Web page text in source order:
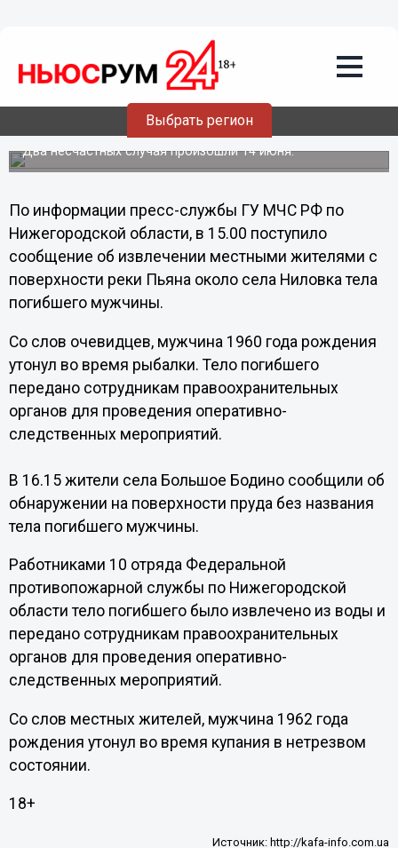
Выбрать регион
Рыбак и купальщик утонули в
Большеболдинском районе
Нижегородской области
Два несчастных случая произошли 14 июня.
По информации пресс-службы ГУ МЧС РФ по
Нижегородской области, в 15.00 поступило
сообщение об извлечении местными жителями с
поверхности реки Пьяна около села Ниловка тела
погибшего мужчины.
Со слов очевидцев, мужчина 1960 года рождения
утонул во время рыбалки. Тело погибшего
передано сотрудникам правоохранительных
органов для проведения оперативно-
следственных мероприятий.
В 16.15 жители села Большое Бодино сообщили об
обнаружении на поверхности пруда без названия
тела погибшего мужчины.
Работниками 10 отряда Федеральной
противопожарной службы по Нижегородской
области тело погибшего было извлечено из воды и
передано сотрудникам правоохранительных
органов для проведения оперативно-
следственных мероприятий.
Со слов местных жителей, мужчина 1962 года
рождения утонул во время купания в нетрезвом
состоянии.
18+
Источник: http://kafa-info.com.ua